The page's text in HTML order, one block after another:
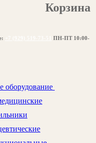
Корзина
ПН-ПТ 10:00-
оборудование